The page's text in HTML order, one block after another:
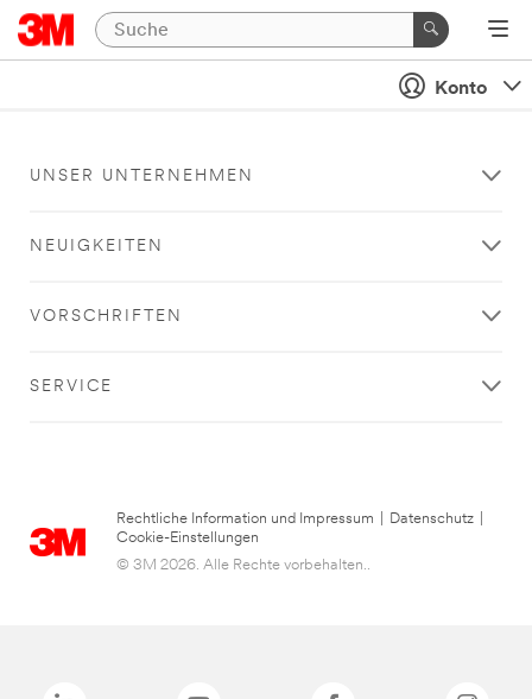
Konto
UNSER UNTERNEHMEN
NEUIGKEITEN
VORSCHRIFTEN
SERVICE
Rechtliche Information und Impressum Datenschutz
Cookie-Einstellungen
© 3M 2026. Alle Rechte vorbehalten..